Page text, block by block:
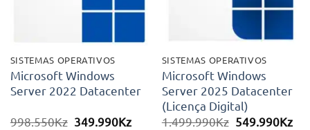
SISTEMAS OPERATIVOS
Microsoft Windows
Server 2022 Datacenter
998.550Kz O
349.990KzO
SISTEMAS OPERATIVOS
Microsoft Windows
Server 2025 Datacenter
(Licença Digital)
1.499.990Kz O
549.990KzO